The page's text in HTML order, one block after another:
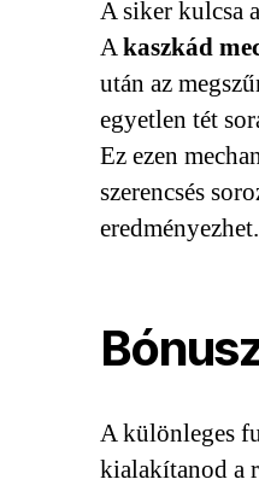
A siker kulcsa
Akaszkád
után az
egyetlen tét
Ez ezen
szerencsés
eredményezhet.
A különleges
kialakítanod a